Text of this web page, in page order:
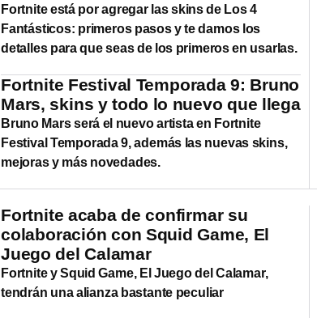
Fortnite está por agregar las skins de Los 4
Fantásticos: primeros pasos y te damos los
detalles para que seas de los primeros en usarlas.
Fortnite Festival Temporada 9: Bruno
Mars, skins y todo lo nuevo que llega
Bruno Mars será el nuevo artista en Fortnite
Festival Temporada 9, además las nuevas skins,
mejoras y más novedades.
Fortnite acaba de confirmar su
colaboración con Squid Game, El
Juego del Calamar
Fortnite y Squid Game, El Juego del Calamar,
tendrán una alianza bastante peculiar